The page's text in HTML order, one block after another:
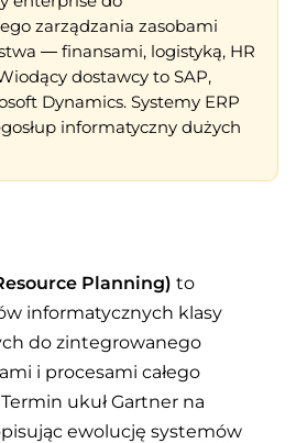
zarządzania zasobami
— finansami, logistyką, HR
dostawcy to SAP,
Dynamics. Systemy ERP
informatyczny dużych
Planning) to
informatycznych klasy
do zintegrowanego
i procesami całego
ukuł Gartner na
ewolucję systemów